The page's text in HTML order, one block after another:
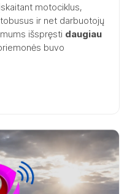
motociklus,
ir net darbuotojų
išspręsti daugiau
buvo